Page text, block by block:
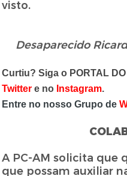
visto.
Desaparecido
Curtiu? Siga o PORTAL
Twitter e no Instagram.
Entre no nosso Grupo de
A PC-AM solicita que
que possam auxiliar